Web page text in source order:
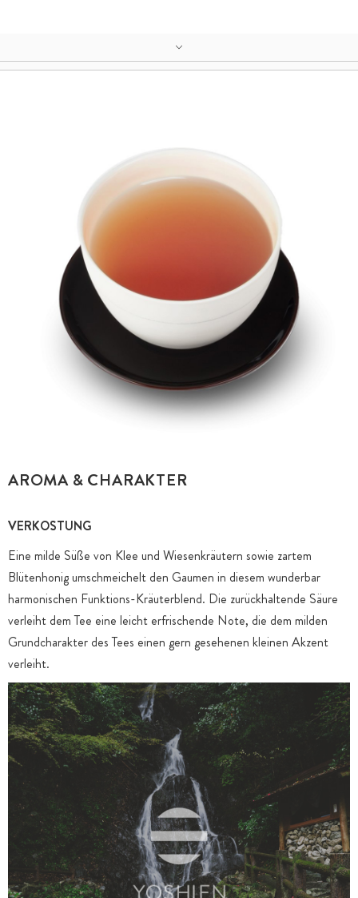
AROMA & CHARAKTER
VERKOSTUNG
Eine milde Süße von Klee und Wiesenkräutern sowie zartem
Blütenhonig umschmeichelt den Gaumen in diesem wunderbar
harmonischen Funktions-Kräuterblend. Die zurückhaltende Säure
verleiht dem Tee eine leicht erfrischende Note, die dem milden
Grundcharakter des Tees einen gern gesehenen kleinen Akzent
verleiht.